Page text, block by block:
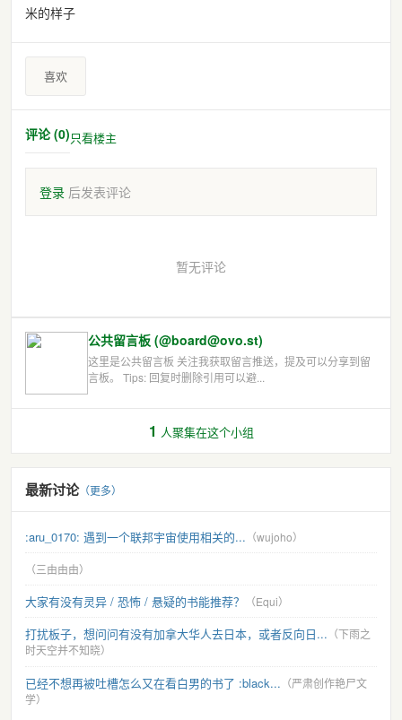
米的样子
喜欢
评论 (0)只看楼主
登录 后发表评论
暂无评论
公共留言板 (@board@ovo.st)
这里是公共留言板 关注我获取留言推送，提及可以分享到留
言板。 Tips: 回复时删除引用可以避...
1 人聚集在这个小组
最新讨论（更多）
:aru_0170: 遇到一个联邦宇宙使用相关的... （wujoho）
（三由由由）
大家有没有灵异 / 恐怖 / 悬疑的书能推荐？ （Equi）
打扰板子，想问问有没有加拿大华人去日本，或者反向日... （下雨之
时天空并不知晓）
已经不想再被吐槽怎么又在看白男的书了 :black... （严肃创作艳尸文
学）